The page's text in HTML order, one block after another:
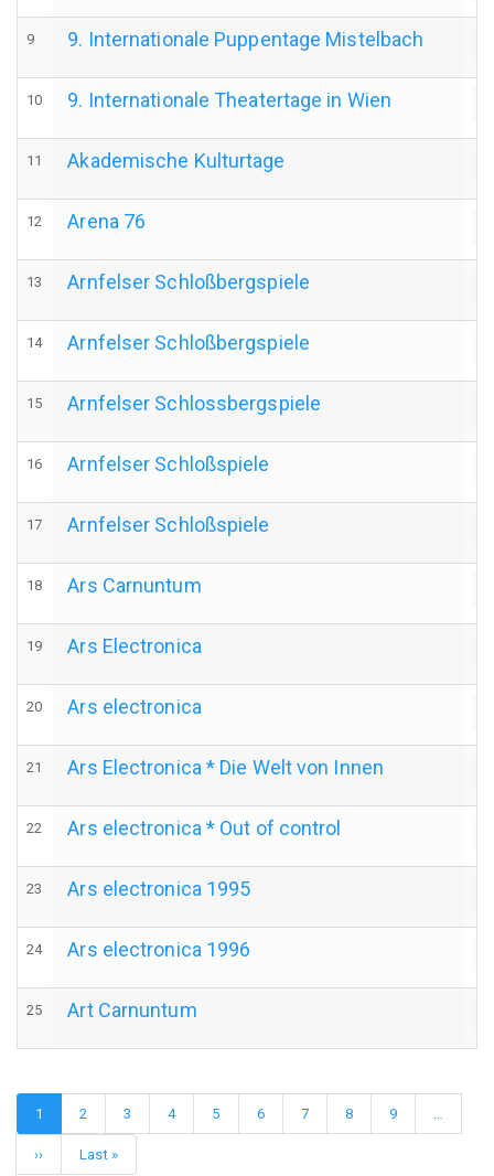
9 9. Internationale Puppentage Mistelbach
10 9. Internationale Theatertage in Wien
11 Akademische Kulturtage
12 Arena 76
13 Arnfelser Schloßbergspiele
14 Arnfelser Schloßbergspiele
15 Arnfelser Schlossbergspiele
16 Arnfelser Schloßspiele
17 Arnfelser Schloßspiele
18 Ars Carnuntum
19 Ars Electronica
20 Ars electronica
21 Ars Electronica * Die Welt von Innen
22 Ars electronica * Out of control
23 Ars electronica 1995
24 Ars electronica 1996
25 Art Carnuntum
Seitennummerierung
Aktuelle
Seite
1 Page
2 Page
3 Page
4 Page
5 Page
6 Page
7 Page
8 Page
9
Nächste
››
Letzte
Last »